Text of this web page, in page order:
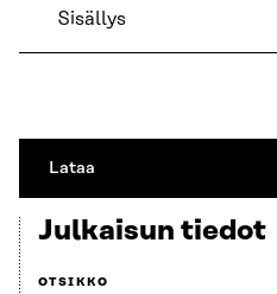
Sisällys
Lataa
Julkaisun tiedot
OTSIKKO